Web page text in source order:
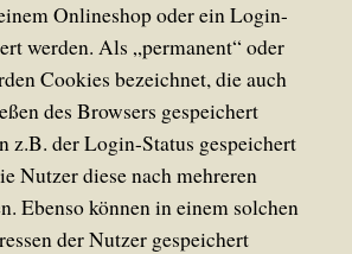
Onlineshop oder ein Login-
werden. Als „permanent“ oder
Cookies bezeichnet, die auch
des Browsers gespeichert
z.B. der Login-Status gespeichert
Nutzer diese nach mehreren
Ebenso können in einem solchen
der Nutzer gespeichert